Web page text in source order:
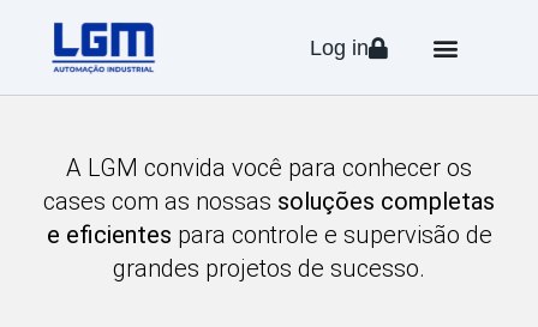
Log in
A LGM convida você para conhecer os
cases com as nossas soluções completas
e eficientes para controle e supervisão de
grandes projetos de sucesso.